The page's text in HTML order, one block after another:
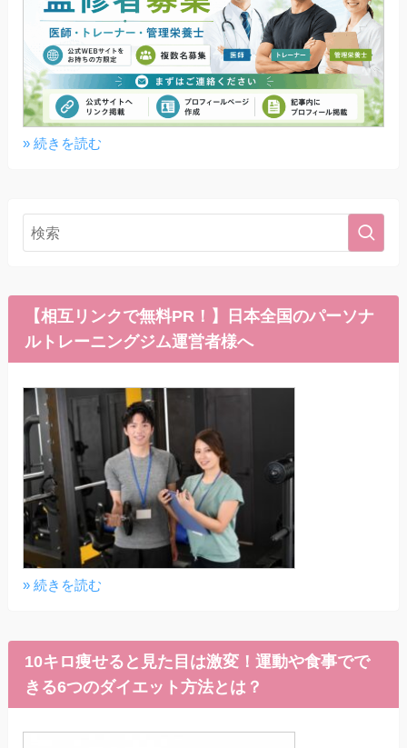
» 続きを読む
【相互リンクで無料PR！】日本全国のパーソナ
ルトレーニングジム運営者様へ
» 続きを読む
10キロ痩せると見た目は激変！運動や食事でで
きる6つのダイエット方法とは？